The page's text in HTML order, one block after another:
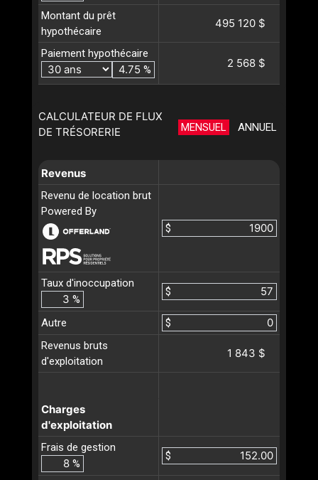
Montant du prêt
hypothécaire
495 120 $
Paiement hypothécaire
%
2 568 $
CALCULATEUR DE FLUX
DE TRÉSORERIE
MENSUEL ANNUEL
Revenus
Revenu de location brut
Powered By
$
Taux d'inoccupation
%
$
Autre
$
Revenus bruts
d'exploitation
1 843 $
Charges
d'exploitation
Frais de gestion
%
$